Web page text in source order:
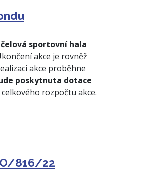
sportovní hala
akce je rovněž
akce proběhne
poskytnuta dotace
rozpočtu akce.
816/22